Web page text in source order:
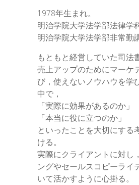
1978年生まれ。
明治学院大学法学部法律学
明治学院大学法学部非常勤
もともと経営していた司法
売上アップのためにマーケ
び，使えないノウハウを学
中で，
「実際に効果があるのか」
「本当に役に立つのか」
といったことを大切にする
ける。
実際にクライアントに対し
ングやセールスコピーライ
いて活かすように心掛る。